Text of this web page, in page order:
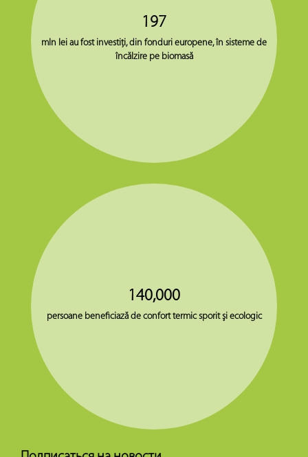
197
mln lei au fost investiţi, din fonduri europene, în sisteme de
încălzire pe biomasă
140,000
persoane beneficiază de confort termic sporit şi ecologic